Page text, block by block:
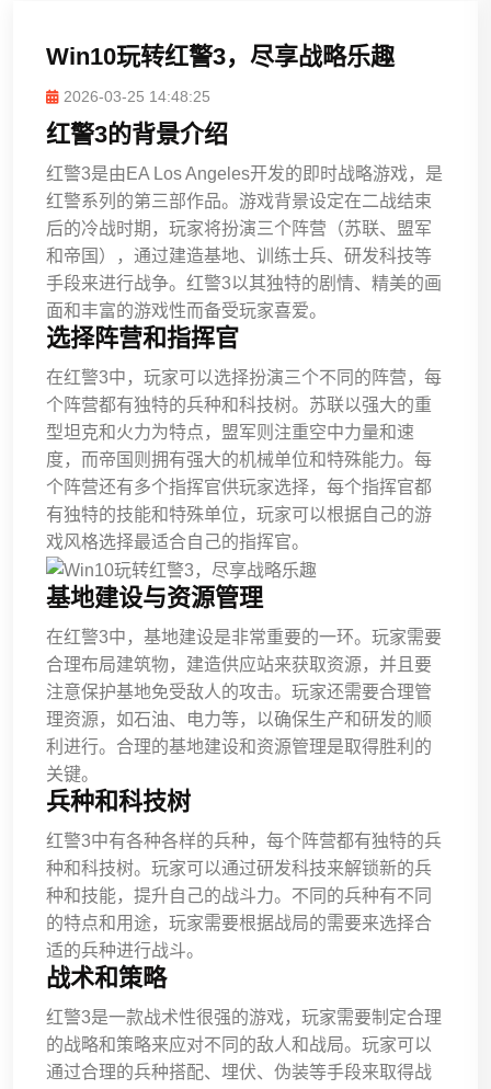
Win10玩转红警3，尽享战略乐趣
2026-03-25 14:48:25
红警3的背景介绍
红警3是由EA Los Angeles开发的即时战略游戏，是
红警系列的第三部作品。游戏背景设定在二战结束
后的冷战时期，玩家将扮演三个阵营（苏联、盟军
和帝国），通过建造基地、训练士兵、研发科技等
手段来进行战争。红警3以其独特的剧情、精美的画
面和丰富的游戏性而备受玩家喜爱。
选择阵营和指挥官
在红警3中，玩家可以选择扮演三个不同的阵营，每
个阵营都有独特的兵种和科技树。苏联以强大的重
型坦克和火力为特点，盟军则注重空中力量和速
度，而帝国则拥有强大的机械单位和特殊能力。每
个阵营还有多个指挥官供玩家选择，每个指挥官都
有独特的技能和特殊单位，玩家可以根据自己的游
戏风格选择最适合自己的指挥官。
基地建设与资源管理
在红警3中，基地建设是非常重要的一环。玩家需要
合理布局建筑物，建造供应站来获取资源，并且要
注意保护基地免受敌人的攻击。玩家还需要合理管
理资源，如石油、电力等，以确保生产和研发的顺
利进行。合理的基地建设和资源管理是取得胜利的
关键。
兵种和科技树
红警3中有各种各样的兵种，每个阵营都有独特的兵
种和科技树。玩家可以通过研发科技来解锁新的兵
种和技能，提升自己的战斗力。不同的兵种有不同
的特点和用途，玩家需要根据战局的需要来选择合
适的兵种进行战斗。
战术和策略
红警3是一款战术性很强的游戏，玩家需要制定合理
的战略和策略来应对不同的敌人和战局。玩家可以
通过合理的兵种搭配、埋伏、伪装等手段来取得战